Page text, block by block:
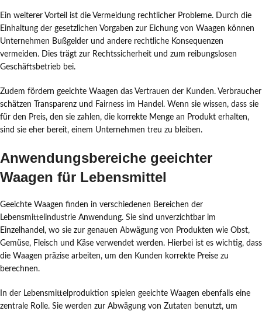
Ein weiterer Vorteil ist die Vermeidung rechtlicher Probleme. Durch die
Einhaltung der gesetzlichen Vorgaben zur Eichung von Waagen können
Unternehmen Bußgelder und andere rechtliche Konsequenzen
vermeiden. Dies trägt zur Rechtssicherheit und zum reibungslosen
Geschäftsbetrieb bei.
Zudem fördern geeichte Waagen das Vertrauen der Kunden. Verbraucher
schätzen Transparenz und Fairness im Handel. Wenn sie wissen, dass sie
für den Preis, den sie zahlen, die korrekte Menge an Produkt erhalten,
sind sie eher bereit, einem Unternehmen treu zu bleiben.
Anwendungsbereiche geeichter
Waagen für Lebensmittel
Geeichte Waagen finden in verschiedenen Bereichen der
Lebensmittelindustrie Anwendung. Sie sind unverzichtbar im
Einzelhandel, wo sie zur genauen Abwägung von Produkten wie Obst,
Gemüse, Fleisch und Käse verwendet werden. Hierbei ist es wichtig, dass
die Waagen präzise arbeiten, um den Kunden korrekte Preise zu
berechnen.
In der Lebensmittelproduktion spielen geeichte Waagen ebenfalls eine
zentrale Rolle. Sie werden zur Abwägung von Zutaten benutzt, um